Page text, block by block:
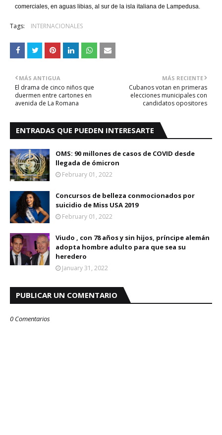
comerciales, en aguas libias, al sur de la isla italiana de Lampedusa.
Tags: INTERNACIONALES
MÁS RECIENTE
Cubanos votan en primeras
elecciones municipales con
candidatos opositores
MÁS ANTIGUA
El drama de cinco niños que
duermen entre cartones en
avenida de La Romana
ENTRADAS QUE PUEDEN INTERESARTE
OMS: 90 millones de casos de COVID desde
llegada de ómicron
February 01, 2022
Concursos de belleza conmocionados por
suicidio de Miss USA 2019
February 01, 2022
Viudo , con 78 años y sin hijos, príncipe alemán
adopta hombre adulto para que sea su
heredero
January 31, 2022
PUBLICAR UN COMENTARIO
0 Comentarios